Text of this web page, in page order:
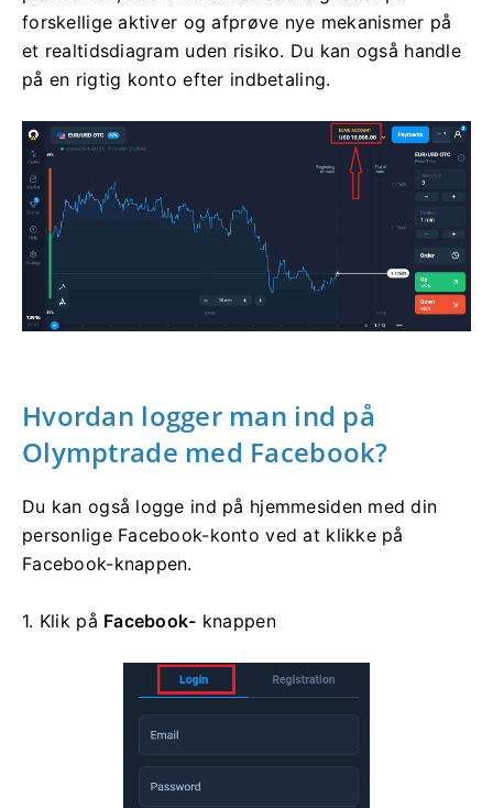
forskellige aktiver og afprøve nye mekanismer på
et realtidsdiagram uden risiko. Du kan også handle
på en rigtig konto efter indbetaling.
Hvordan logger man ind på
Olymptrade med Facebook?
Du kan også logge ind på hjemmesiden med din
personlige Facebook-konto ved at klikke på
Facebook-knappen.
1. Klik på Facebook- knappen